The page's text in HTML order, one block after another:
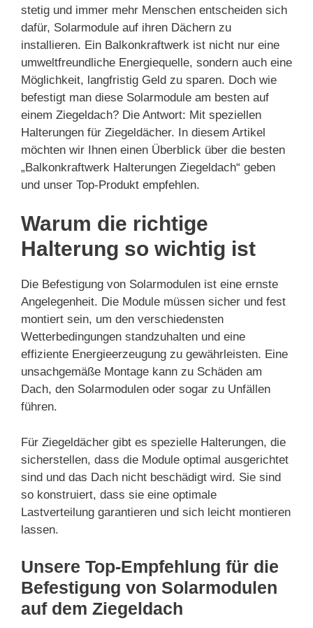
stetig und immer mehr Menschen entscheiden sich
dafür, Solarmodule auf ihren Dächern zu
installieren. Ein Balkonkraftwerk ist nicht nur eine
umweltfreundliche Energiequelle, sondern auch eine
Möglichkeit, langfristig Geld zu sparen. Doch wie
befestigt man diese Solarmodule am besten auf
einem Ziegeldach? Die Antwort: Mit speziellen
Halterungen für Ziegeldächer. In diesem Artikel
möchten wir Ihnen einen Überblick über die besten
„Balkonkraftwerk Halterungen Ziegeldach“ geben
und unser Top-Produkt empfehlen.
Warum die richtige
Halterung so wichtig ist
Die Befestigung von Solarmodulen ist eine ernste
Angelegenheit. Die Module müssen sicher und fest
montiert sein, um den verschiedensten
Wetterbedingungen standzuhalten und eine
effiziente Energieerzeugung zu gewährleisten. Eine
unsachgemäße Montage kann zu Schäden am
Dach, den Solarmodulen oder sogar zu Unfällen
führen.
Für Ziegeldächer gibt es spezielle Halterungen, die
sicherstellen, dass die Module optimal ausgerichtet
sind und das Dach nicht beschädigt wird. Sie sind
so konstruiert, dass sie eine optimale
Lastverteilung garantieren und sich leicht montieren
lassen.
Unsere Top-Empfehlung für die
Befestigung von Solarmodulen
auf dem Ziegeldach